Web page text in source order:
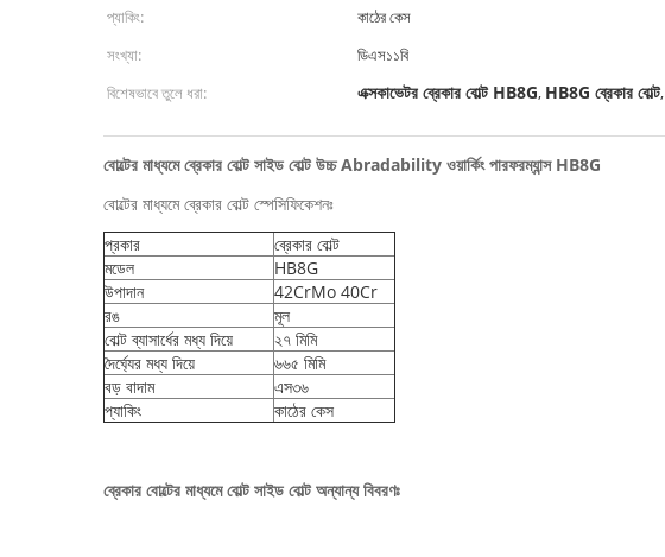
প্যাকিং:
কাঠের কেস
সংখ্যা:
ডিএস১১বি
বিশেষভাবে তুলে ধরা:
এক্সকাভেটর ব্রেকার বোল্ট HB8G, HB8G ব্রেকার বোল্ট,
বোল্টের মাধ্যমে ব্রেকার বোল্ট সাইড বোল্ট উচ্চ Abradability ওয়ার্কিং পারফরম্যান্স HB8G
বোল্টের মাধ্যমে ব্রেকার বোল্ট স্পেসিফিকেশনঃ
প্রকার
ব্রেকার বোল্ট
মডেল
HB8G
উপাদান
42CrMo 40Cr
রঙ
মূল
বোল্ট ব্যাসার্ধের মধ্য দিয়ে
২৭ মিমি
দৈর্ঘ্যের মধ্য দিয়ে
৬৬৫ মিমি
বড় বাদাম
এস৩৬
প্যাকিং
কাঠের কেস
ব্রেকার বোল্টের মাধ্যমে বোল্ট সাইড বোল্ট অন্যান্য বিবরণঃ